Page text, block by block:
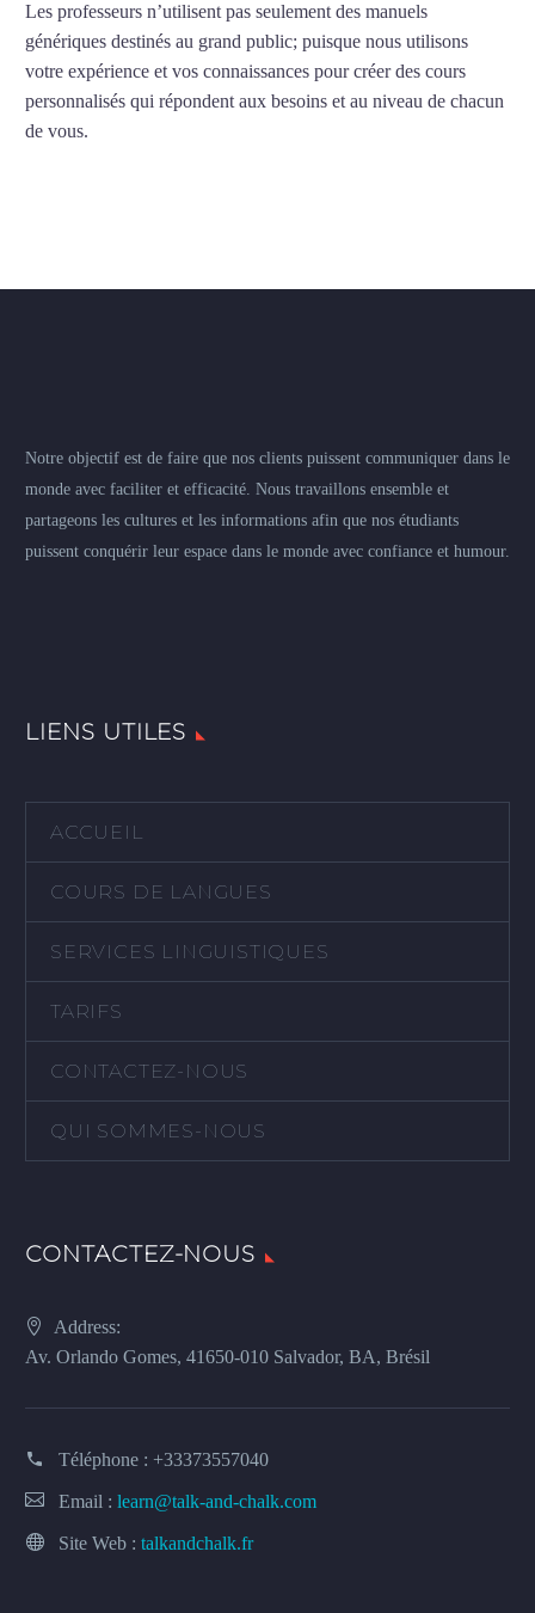
Les professeurs n’utilisent pas seulement des manuels
génériques destinés au grand public; puisque nous utilisons
votre expérience et vos connaissances pour créer des cours
personnalisés qui répondent aux besoins et au niveau de chacun
de vous.
Notre objectif est de faire que nos clients puissent communiquer dans le
monde avec faciliter et efficacité. Nous travaillons ensemble et
partageons les cultures et les informations afin que nos étudiants
puissent conquérir leur espace dans le monde avec confiance et humour.
LIENS UTILES
ACCUEIL
COURS DE LANGUES
SERVICES LINGUISTIQUES
TARIFS
CONTACTEZ-NOUS
QUI SOMMES-NOUS
CONTACTEZ-NOUS
Address:
Av. Orlando Gomes, 41650-010 Salvador, BA, Brésil
Téléphone : +33373557040
Email : learn@talk-and-chalk.com
Site Web : talkandchalk.fr